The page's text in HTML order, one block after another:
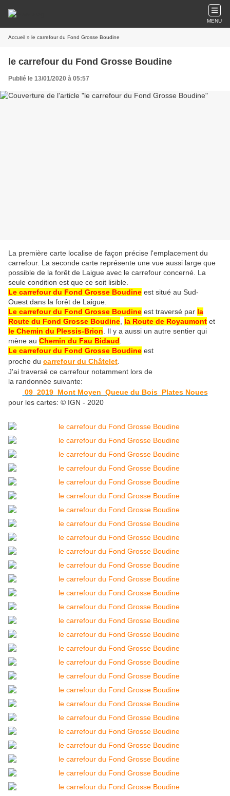
MENU
Accueil » le carrefour du Fond Grosse Boudine
le carrefour du Fond Grosse Boudine
Publié le 13/01/2020 à 05:57
La première carte localise de façon précise l'emplacement du
carrefour. La seconde carte représente une vue aussi large que
possible de la forêt de Laigue avec le carrefour concerné. La
seule condition est que ce soit lisible.
Le carrefour du Fond Grosse Boudine est situé au Sud-
Ouest dans la forêt de Laigue.
Le carrefour du Fond Grosse Boudine est traversé par la
Route du Fond Grosse Boudine la Route de Royaumont et
le Chemin du Plessis-Brion . Il y a aussi un autre sentier qui
mène au Chemin du Fau Bidaud
Le carrefour du Fond Grosse Boudine est
proche du carrefour du Châtelet
J'ai traversé ce carrefour notamment lors de
la randonnée suivante:
09_2019_Mont Moyen_Queue du Bois_Plates Noues
pour les cartes: © IGN - 2020